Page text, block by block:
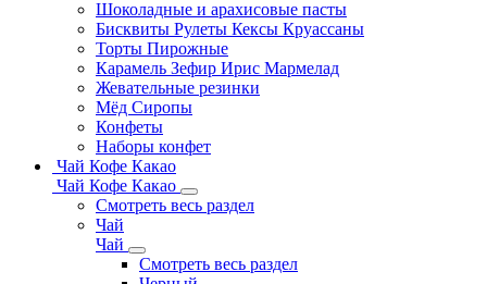
Шоколадные и арахисовые пасты
Бисквиты Рулеты Кексы Круассаны
Торты Пирожные
Карамель Зефир Ирис Мармелад
Жевательные резинки
Мёд Сиропы
Конфеты
Наборы конфет
Чай Кофе Какао
Чай Кофе Какао
Смотреть весь раздел
Чай
Чай
Смотреть весь раздел